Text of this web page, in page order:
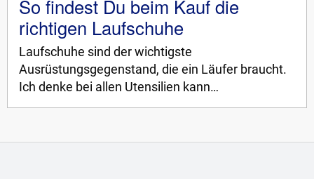
So findest Du beim Kauf die
richtigen Laufschuhe
Laufschuhe sind der wichtigste
Ausrüstungsgegenstand, die ein Läufer braucht.
Ich denke bei allen Utensilien kann…